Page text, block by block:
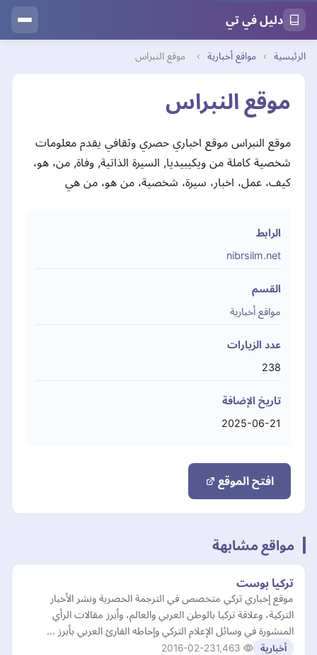
دليل في تي
الرئيسية › مواقع أخبارية › موقع النبراس
موقع النبراس
موقع النبراس موقع اخباري حصري وثقافي يقدم معلومات
شخصية كاملة من ويكيبيديا, السيرة الذاتية, وفاة, من، هو،
كيف، عمل، اخبار، سيرة، شخصية، من هو، من هي
الرابط
nibrsilm.net
القسم
مواقع أخبارية
عدد الزيارات
238
تاريخ الإضافة
2025-06-21
افتح الموقع
مواقع مشابهة
تركيا بوست
موقع إخباري تركي متخصص في الترجمة الحصرية ونشر الأخبار
التركية، وعلاقة تركيا بالوطن العربي والعالم، وأبرز مقالات الرأي
المنشورة في وسائل الإعلام التركي وإحاطه القارئ العربي بأبرز …
أخبارية 2016-02-23